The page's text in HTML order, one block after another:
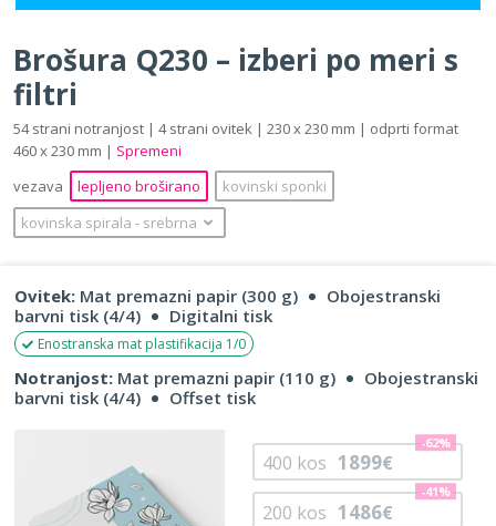
Brošura Q230 – izberi po meri s
filtri
54 strani notranjost | 4 strani ovitek | 230 x 230 mm | odprti format
460 x 230 mm | Spremeni
vezava
lepljeno broširano
kovinski sponki
kovinska spirala ‐ srebrna
Ovitek: Mat premazni papir (300 g)
Obojestranski
barvni tisk (4/4)
Digitalni tisk
Enostranska mat plastifikacija 1/0
Notranjost: Mat premazni papir (110 g)
Obojestranski
barvni tisk (4/4)
Offset tisk
200 kos 1486€
-41%
400 kos 1899€
-62%